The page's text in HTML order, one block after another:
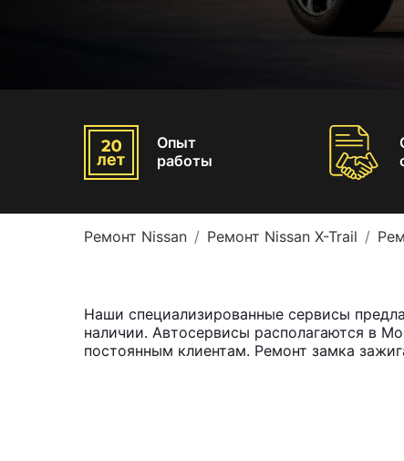
Опыт
работы
Ремонт Nissan Ремонт Nissan X-Trail
Наши специализированные сервисы
наличии. Автосервисы располагаются в
постоянным клиентам. Ремонт замка